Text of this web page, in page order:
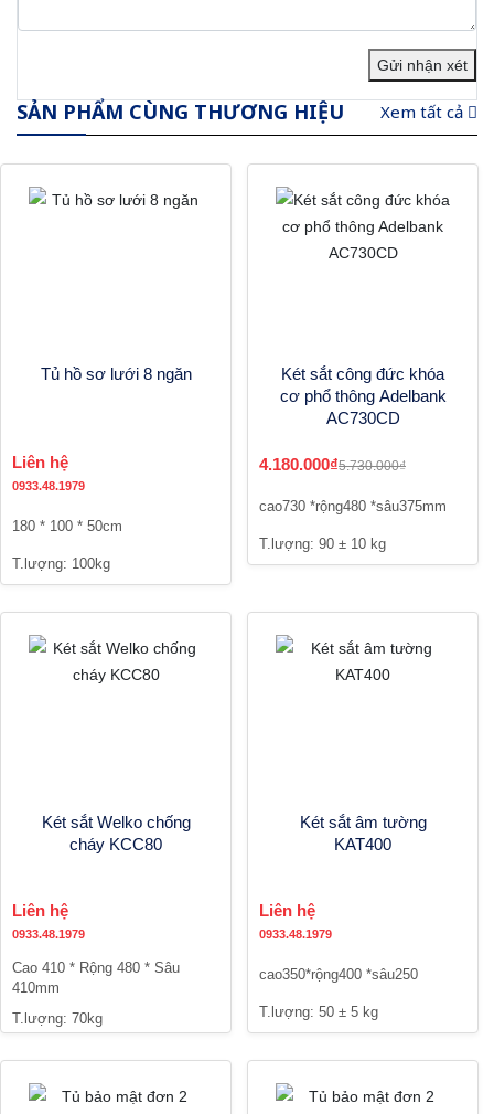
Gửi nhận xét
SẢN PHẨM CÙNG THƯƠNG HIỆU Xem tất cả
Tủ hồ sơ lưới 8 ngăn
Liên hệ
0933.48.1979
180 * 100 * 50cm
T.lượng: 100kg
Két sắt công đức khóa
cơ phổ thông Adelbank
AC730CD
4.180.000₫5.730.000₫
cao730 *rộng480 *sâu375mm
T.lượng: 90 ± 10 kg
Két sắt Welko chống
cháy KCC80
Liên hệ
0933.48.1979
Cao 410 * Rộng 480 * Sâu
410mm
T.lượng: 70kg
Két sắt âm tường
KAT400
Liên hệ
0933.48.1979
cao350*rộng400 *sâu250
T.lượng: 50 ± 5 kg